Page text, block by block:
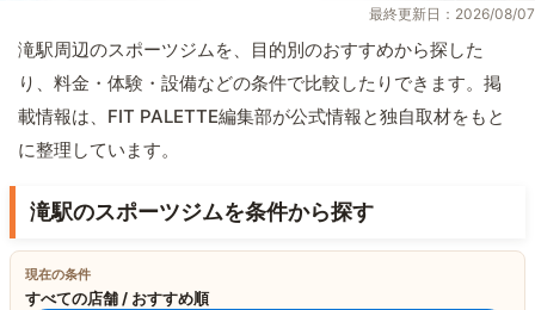
最終更新日：2026/08/07
滝駅周辺のスポーツジムを、目的別のおすすめから探した
り、料金・体験・設備などの条件で比較したりできます。掲
載情報は、FIT PALETTE編集部が公式情報と独自取材をもと
に整理しています。
滝駅のスポーツジムを条件から探す
現在の条件
すべての店舗 / おすすめ順